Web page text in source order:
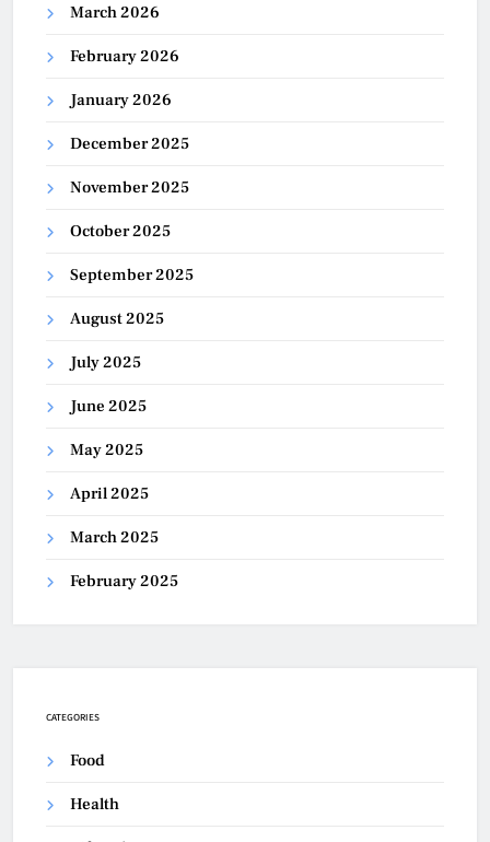
March 2026
February 2026
January 2026
December 2025
November 2025
October 2025
September 2025
August 2025
July 2025
June 2025
May 2025
April 2025
March 2025
February 2025
CATEGORIES
Food
Health